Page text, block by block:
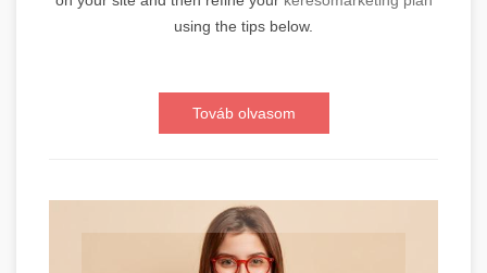
using the tips below.
Továb olvasom